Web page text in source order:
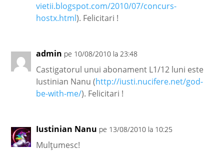
vietii.blogspot.com/2010/07/concurs-
hostx.html). Felicitari !
admin pe 10/08/2010 la 23:48
Castigatorul unui abonament L1/12 luni este
Iustinian Nanu (http://iusti.nucifere.net/god-
be-with-me/). Felicitari !
Iustinian Nanu pe 13/08/2010 la 10:25
Mulțumesc!